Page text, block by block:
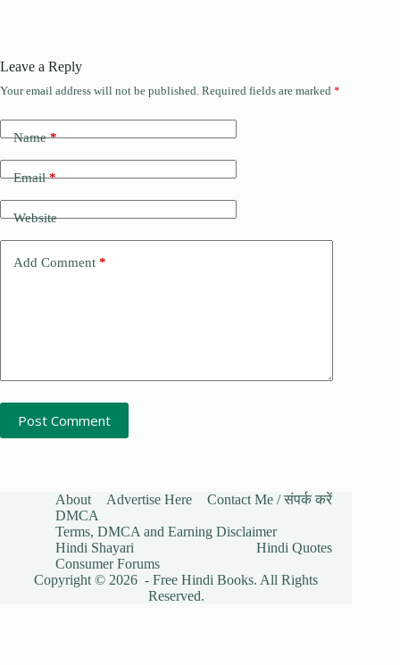
Leave a Reply
Your email address will not be published. Required fields are marked *
Name*
Email*
Website
Add Comment *
Post Comment
About Advertise Here
Contact Me / संपर्क करें
DMCA
Terms, DMCA and Earning Disclaimer
Hindi Shayari
Hindi Quotes
Consumer Forums
Copyright © 2026 - Free Hindi Books. All Rights
Reserved.